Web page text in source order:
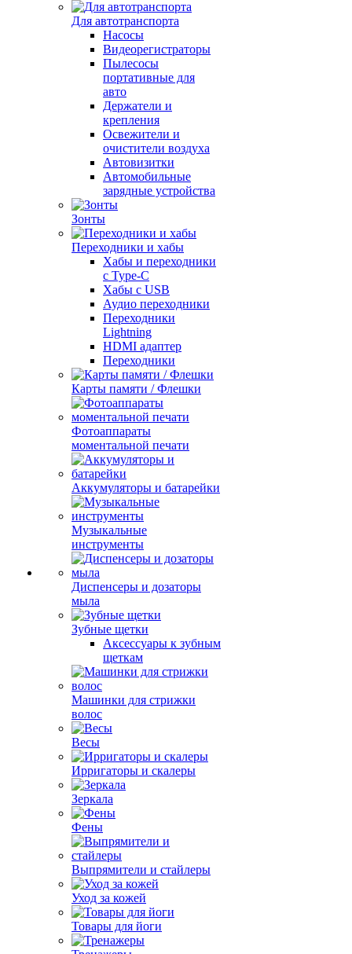
Для автотранспорта
Насосы
Видеорегистраторы
Пылесосы
портативные для
авто
Держатели и
крепления
Освежители и
очистители воздуха
Автовизитки
Автомобильные
зарядные устройства
Зонты
Переходники и хабы
Хабы и переходники
с Type-C
Хабы с USB
Аудио переходники
Переходники
Lightning
HDMI адаптер
Переходники
Карты памяти / Флешки
Фотоаппараты
моментальной печати
Аккумуляторы и батарейки
Музыкальные
инструменты
Диспенсеры и дозаторы
мыла
Зубные щетки
Аксессуары к зубным
щеткам
Машинки для стрижки
волос
Весы
Ирригаторы и скалеры
Зеркала
Фены
Выпрямители и стайлеры
Уход за кожей
Товары для йоги